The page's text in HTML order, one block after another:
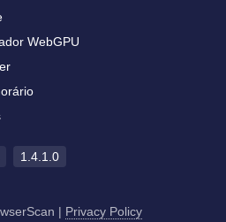
WebGPU
1.4.1.0
| Privacy Policy